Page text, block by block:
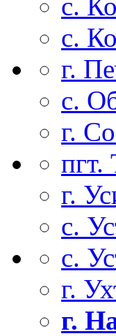
с.
г.
с.
г.
пгт.
г.
с.
с.
г.
г.